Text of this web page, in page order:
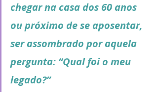
chegar na casa dos 60 anos
ou próximo de se aposentar,
ser assombrado por aquela
pergunta: “Qual foi o meu
legado?”